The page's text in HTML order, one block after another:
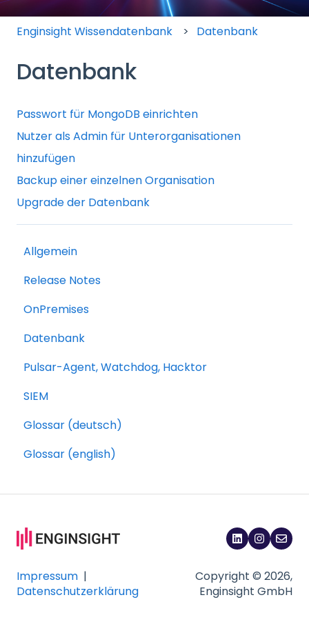
Enginsight Wissendatenbank Datenbank
Datenbank
Passwort für MongoDB einrichten
Nutzer als Admin für Unterorganisationen
hinzufügen
Backup einer einzelnen Organisation
Upgrade der Datenbank
Allgemein
Release Notes
OnPremises
Datenbank
Pulsar-Agent, Watchdog, Hacktor
SIEM
Glossar (deutsch)
Glossar (english)
Impressum |
Datenschutzerklärung
Copyright © 2026,
Enginsight GmbH